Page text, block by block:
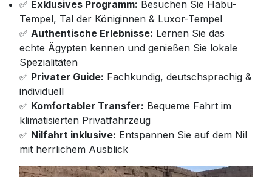
✅ Exklusives Programm: Besuchen Sie Habu-
Tempel, Tal der Königinnen & Luxor-Tempel
✅ Authentische Erlebnisse: Lernen Sie das
echte Ägypten kennen und genießen Sie lokale
Spezialitäten
✅ Privater Guide: Fachkundig, deutschsprachig &
individuell
✅ Komfortabler Transfer: Bequeme Fahrt im
klimatisierten Privatfahrzeug
✅ Nilfahrt inklusive: Entspannen Sie auf dem Nil
mit herrlichem Ausblick